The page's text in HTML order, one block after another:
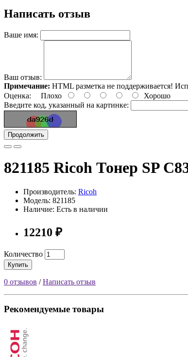
Написать отзыв
Ваше имя:
Ваш отзыв:
Примечание: HTML разметка не поддерживается!
Оценка: Плохо
Хорошо
Введите код, указанный на картинке:
Продолжить
821185 Ricoh Тонер SP
Производитель: Ricoh
Модель: 821185
Наличие: Есть в наличии
12210 ₽
Количество
Купить
0 отзывов /Написать отзыв
Рекомендуемые товары